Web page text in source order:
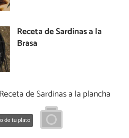
Receta de Sardinas a la
Brasa
Receta de Sardinas a la plancha
de tu plato